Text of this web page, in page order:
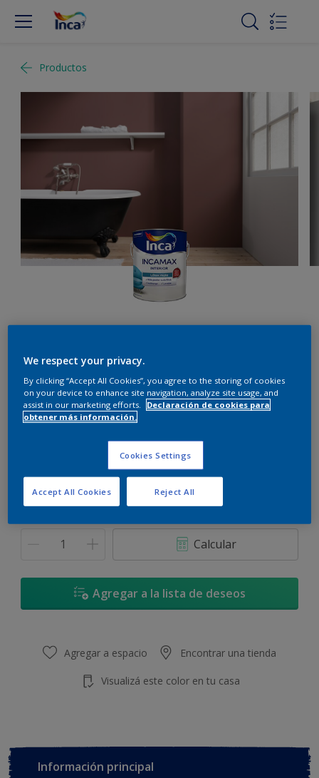
Productos
Isla de Palomas - 90RR 22/126
Cambiar de color
3,6 L 17,4 L
Calcular
Agregar a la lista de deseos
Agregar a espacio Encontrar una tienda
Visualizá este color en tu casa
Información principal
We respect your privacy.
By clicking “Accept All Cookies”, you agree to the storing of cookies
on your device to enhance site navigation, analyze site usage, and
assist in our marketing efforts.
Declaración de cookies para
obtener más información.
Cookies Settings
Reject All
Accept All Cookies